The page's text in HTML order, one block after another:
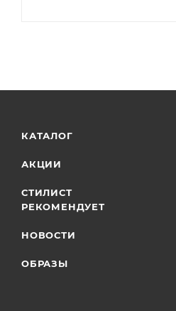
КАТАЛОГ
АКЦИИ
СТИЛИСТ
РЕКОМЕНДУЕТ
НОВОСТИ
ОБРАЗЫ